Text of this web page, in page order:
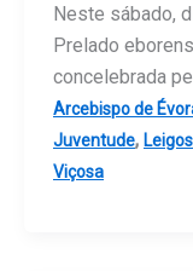
Neste sábado,
Prelado
concelebrada
Arcebispo de
Juventude, Leigos
Viçosa